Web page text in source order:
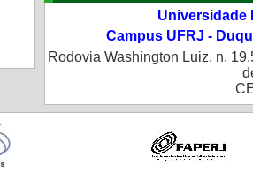
Universidade
Campus UFRJ -
Rodovia Washington Luiz, n.